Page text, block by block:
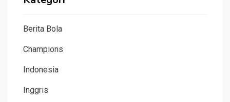
Berita Bola
Champions
Indonesia
Inggris